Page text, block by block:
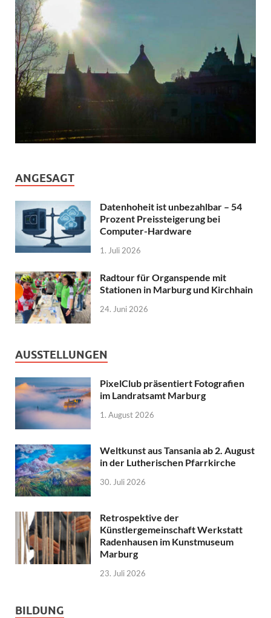
ANGESAGT
Datenhoheit ist unbezahlbar – 54
Prozent Preissteigerung bei
Computer-Hardware
1. Juli 2026
Radtour für Organspende mit
Stationen in Marburg und Kirchhain
24. Juni 2026
AUSSTELLUNGEN
PixelClub präsentiert Fotografien
im Landratsamt Marburg
1. August 2026
Weltkunst aus Tansania ab 2. August
in der Lutherischen Pfarrkirche
30. Juli 2026
Retrospektive der
Künstlergemeinschaft Werkstatt
Radenhausen im Kunstmuseum
Marburg
23. Juli 2026
BILDUNG